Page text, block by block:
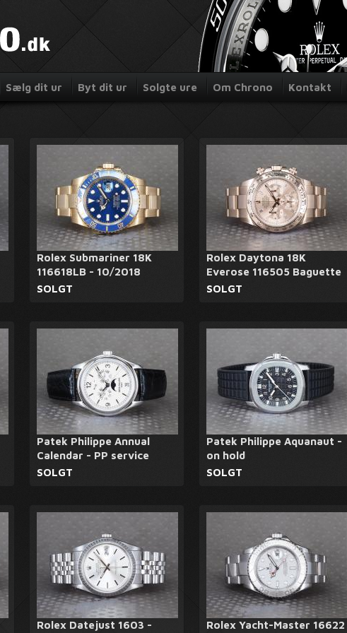
Sælg dit ur Byt dit ur Solgte ure Om Chrono Kontakt
Rolex Submariner 18K
116618LB - 10/2018
SOLGT
Rolex Daytona 18K
Everose 116505 Baguette
SOLGT
Patek Philippe Annual
Calendar - PP service
SOLGT
Patek Philippe Aquanaut -
on hold
SOLGT
Rolex Datejust 1603 - Rolex Yacht-Master 16622